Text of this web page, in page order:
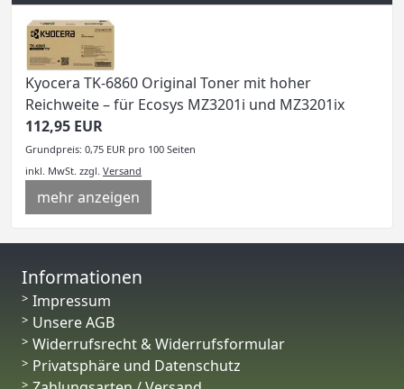
Kyocera TK-6860 Original Toner mit hoher
Reichweite – für Ecosys MZ3201i und MZ3201ix
112,95 EUR
Grundpreis: 0,75 EUR pro 100 Seiten
inkl. MwSt. zzgl. Versand
mehr anzeigen
Informationen
Impressum
Unsere AGB
Widerrufsrecht & Widerrufsformular
Privatsphäre und Datenschutz